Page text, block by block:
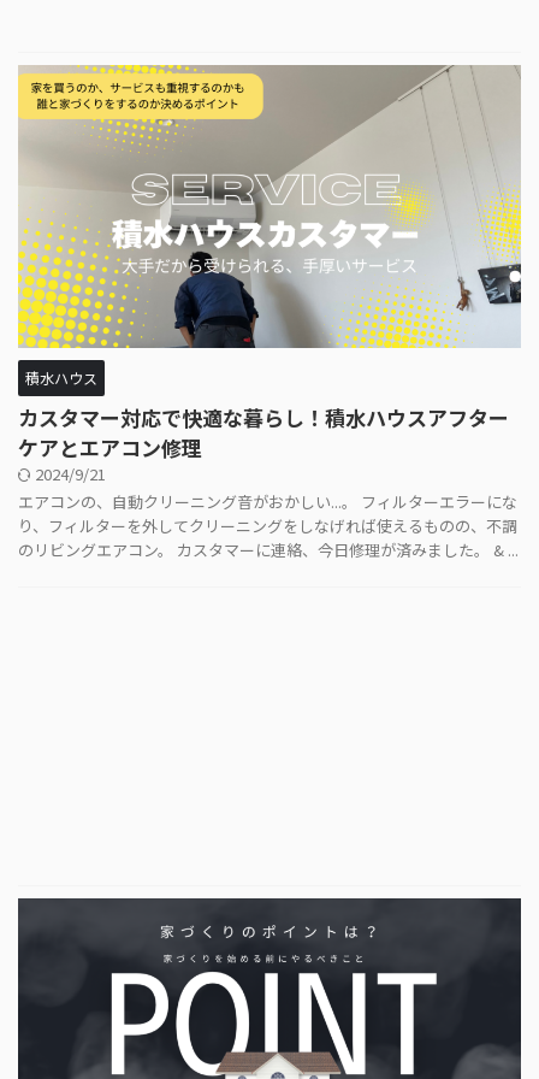
積水ハウス
カスタマー対応で快適な暮らし！積水ハウスアフター
ケアとエアコン修理
2024/9/21
エアコンの、自動クリーニング音がおかしい...。 フィルターエラーにな
り、フィルターを外してクリーニングをしなげれば使えるものの、不調
のリビングエアコン。 カスタマーに連絡、今日修理が済みました。 & ...